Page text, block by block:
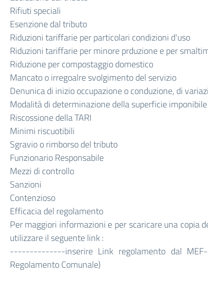
Rifiuti speciali
Esenzione dal tributo
Riduzioni tariffarie per particolari condizioni d'uso
Riduzioni tariffarie per minore prduzione e per
Riduzione per compostaggio domestico
Mancato o irregoalre svolgimento del servizio
Denunica di inizio occupazione o conduzione, di
Modalità di determinazione della superficie imponibile
Riscossione della TARI
Minimi riscuotibili
Sgravio o rimborso del tributo
Funzionario Responsabile
Mezzi di controllo
Sanzioni
Contenzioso
Efficacia del regolamento
Per maggiori informazioni e per scaricare una copia
utilizzare il seguente link :
--------------inserire Link regolamento dal
Regolamento Comunale)